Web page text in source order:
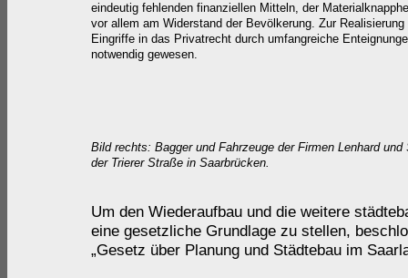
eindeutig fehlenden finanziellen Mitteln, der
vor allem am Widerstand der Bevölkerung. Zur Realisierung
Eingriffe in das Privatrecht durch umfangreiche
notwendig gewesen.
Bild rechts: Bagger und Fahrzeuge der Firmen Lenhard und
der Trierer Straße in Saarbrücken.
Um den Wiederaufbau und die weitere
eine gesetzliche Grundlage zu stellen,
„Gesetz über Planung und Städtebau im